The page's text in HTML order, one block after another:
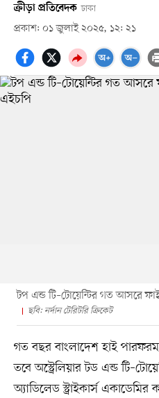
ক্রীড়া প্রতিবেদক ঢাকা
প্রকাশ: ০১ জুলাই ২০২৫, ১২: ২১
টপ এন্ড টি–টোয়েন্টির গত আসরে
ছবি: নর্দান টেরিটরি ক্রিকেট
গত বছর বাংলাদেশ হাই
তবে অস্ট্রেলিয়ার টড এন্ড
অ্যাডিলেড স্ট্রাইকার্স একাডেমির